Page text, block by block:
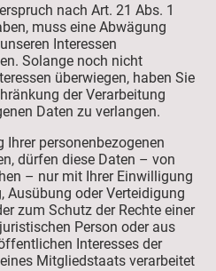
nach Art. 21 Abs. 1
muss eine Abwägung
Interessen
Solange noch nicht
überwiegen, haben Sie
der Verarbeitung
Daten zu verlangen.
Ihrer personenbezogenen
dürfen diese Daten – von
– nur mit Ihrer Einwilligung
Ausübung oder Verteidigung
zum Schutz der Rechte einer
Person oder aus
Interesses der
Mitgliedstaats verarbeitet